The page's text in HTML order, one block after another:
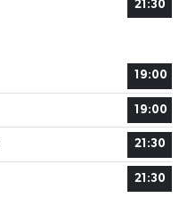
21:30
19:00
19:00
21:30
21:30